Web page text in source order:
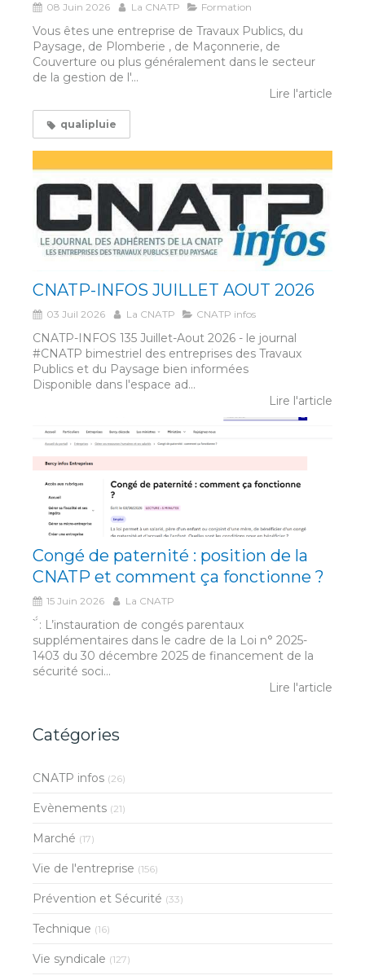
08 Juin 2026 La CNATP Formation
Vous êtes une entreprise de Travaux Publics, du
Paysage, de Plomberie , de Maçonnerie, de
Couverture ou plus généralement dans le secteur
de la gestion de l'...
Lire l'article
qualipluie
CNATP-INFOS JUILLET AOUT 2026
03 Juil 2026 La CNATP CNATP infos
CNATP-INFOS 135 Juillet-Aout 2026 - le journal
#CNATP bimestriel des entreprises des Travaux
Publics et du Paysage bien informées
Disponible dans l'espace ad...
Lire l'article
Congé de paternité : position de la
CNATP et comment ça fonctionne ?
15 Juin 2026 La CNATP
́́ ̀ : L’instauration de congés parentaux
supplémentaires dans le cadre de la Loi n° 2025-
1403 du 30 décembre 2025 de financement de la
sécurité soci...
Lire l'article
Catégories
CNATP infos (26)
Evènements (21)
Marché (17)
Vie de l'entreprise (156)
Prévention et Sécurité (33)
Technique (16)
Vie syndicale (127)